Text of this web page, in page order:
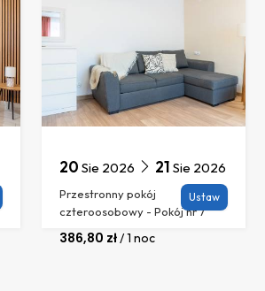
20Sie 2026 21Sie 2026
Przestronny pokój
czteroosobowy - Pokój nr 7
386,80 zł/1 noc
Ustaw